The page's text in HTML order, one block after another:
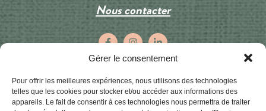
Gérer le consentement
Pour offrir les meilleures expériences, nous utilisons des technologies
telles que les cookies pour stocker et/ou accéder aux informations des
appareils. Le fait de consentir à ces technologies nous permettra de traiter
Nous contacter
Inscrivez-vous à notre newsletter
pour découvrir en avant-première nos prochains